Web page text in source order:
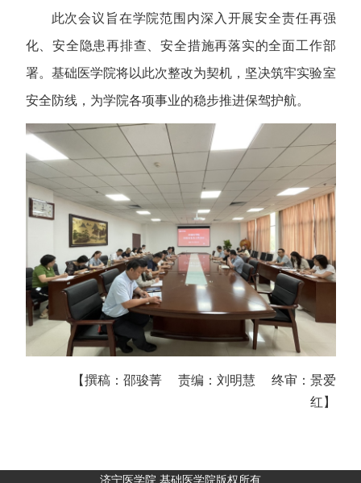
此次会议旨在学院范围内深入开展安全责任再强
化、安全隐患再排查、安全措施再落实的全面工作部
署。基础医学院将以此次整改为契机，坚决筑牢实验室
安全防线，为学院各项事业的稳步推进保驾护航。
【撰稿： 邵骏菁 责编：刘明慧
终审：景爱
红】
济宁医学院 基础医学院版权所有